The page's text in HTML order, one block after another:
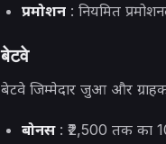
प्रमोशन: नियमित
बेटवे
बेटवे जिम्मेदार जुआ और
बोनस: ₹2,500 तक का